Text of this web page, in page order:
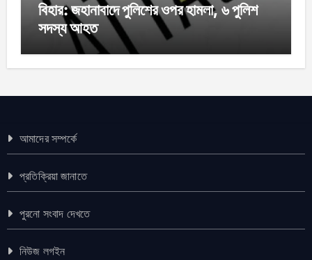
বিহার: জহানাবাদে পুলিশের ওপর হামলা, ৬ পুলিশ
সদস্য আহত
আমাদের সম্পর্কে
প্রতিক্রিয়া জানাতে
পুরনো সংবাদ দেখতে
নিউজ লগইন